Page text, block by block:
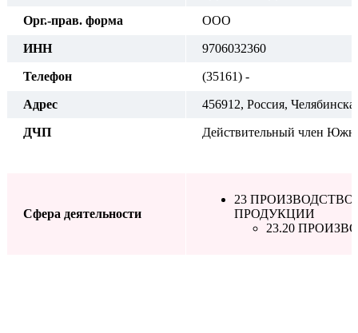
Орг.-прав. форма ООО
ИНН 9706032360
Телефон (35161) -
Адрес 456912, Россия,
ДЧП Действительный член
Сфера деятельности
23
ПРОДУКЦИИ
23.20